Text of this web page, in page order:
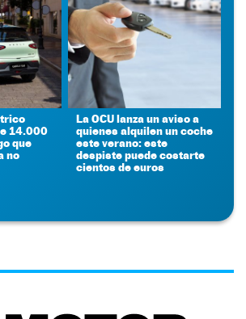
14.000
que
no
La OCU lanza un aviso a
quienes alquilen un coche
este verano: este
despiste puede costarte
cientos de euros